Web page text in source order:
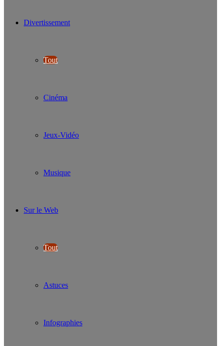
Divertissement
Tout
Cinéma
Jeux-Vidéo
Musique
Sur le Web
Tout
Astuces
Infographies